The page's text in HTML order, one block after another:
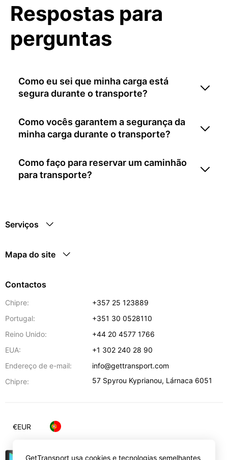
Respostas para
perguntas
Como eu sei que minha carga está
segura durante o transporte?
Como vocês garantem a segurança da
minha carga durante o transporte?
Como faço para reservar um caminhão
para transporte?
Serviços
Mapa do site
Contactos
Chipre:
+357 25 123889
Portugal:
+351 30 0528110
Reino Unido:
+44 20 4577 1766
EUA:
+1 302 240 28 90
Endereço de e-mail:
info@gettransport.com
Chipre:
57 Spyrou Kyprianou, Lárnaca 6051
€EUR
GetTransport usa cookies e tecnologias semelhantes